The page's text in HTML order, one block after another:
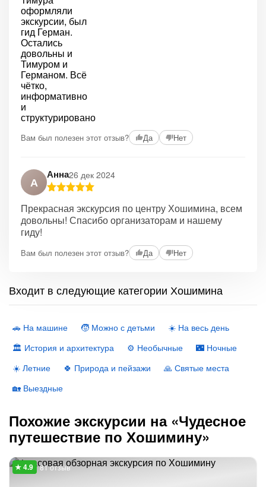
Вам был полезен этот отзыв? Да Нет
А
Анна26 дек 2024
Прекрасная экскурсия по центру Хошимина, всем
довольны! Спасибо организаторам и нашему
гиду!
Вам был полезен этот отзыв? Да Нет
Входит в следующие категории Хошимина
🚗 На машине 🧒 Можно с детьми
☀️ На весь день
🏛 История и архитектура
⚙️ Необычные
🌃 Ночные
☀️ Летние
🍀 Природа и пейзажи
🙏 Святые места
🏡 Выездные
Похожие экскурсии на «Чудесное
путешествие по Хошимину»
81 отзыв